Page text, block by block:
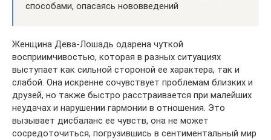
способами, опасаясь нововведений
Женщина Дева-Лошадь одарена чуткой
восприимчивостью, которая в разных ситуациях
выступает как сильной стороной ее характера, так и
слабой. Она искренне сочувствует проблемам близких и
друзей, но также быстро расстраивается при малейших
неудачах и нарушении гармонии в отношения. Это
вызывает дисбаланс ее чувств, она не может
сосредоточиться, погрузившись в сентиментальный мир